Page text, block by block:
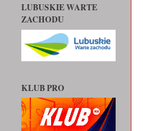
LUBUSKIE WARTE
ZACHODU
KLUB PRO